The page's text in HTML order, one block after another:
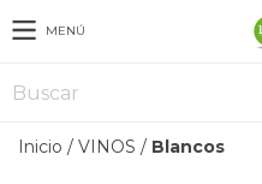
MENÚ
Inicio / VINOS / Blancos